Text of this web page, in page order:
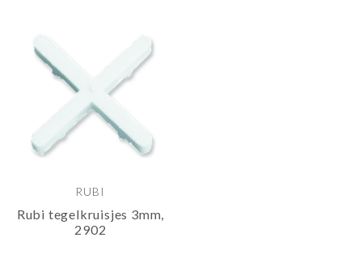
RUBI
Rubi tegelkruisjes 3mm,
2902